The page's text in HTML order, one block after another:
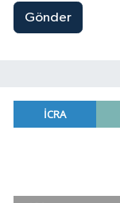
Gönder